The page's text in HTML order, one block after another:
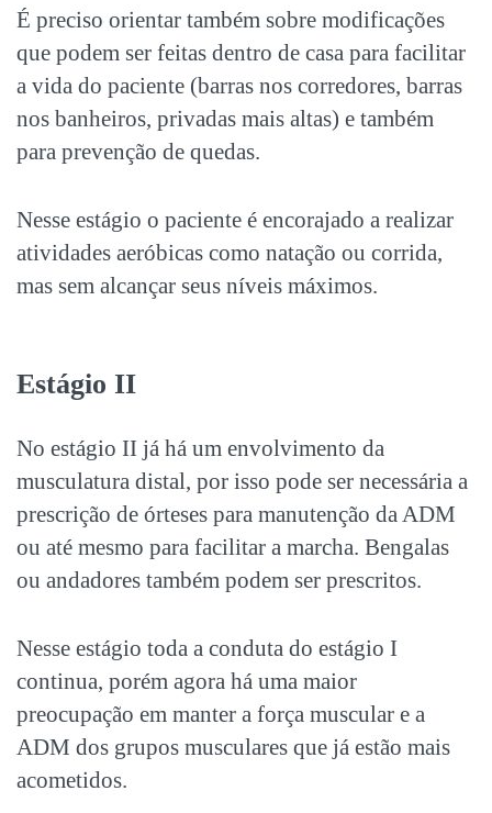
É preciso orientar também sobre modificações
que podem ser feitas dentro de casa para facilitar
a vida do paciente (barras nos corredores, barras
nos banheiros, privadas mais altas) e também
para prevenção de quedas.
Nesse estágio o paciente é encorajado a realizar
atividades aeróbicas como natação ou corrida,
mas sem alcançar seus níveis máximos.
Estágio II
No estágio II já há um envolvimento da
musculatura distal, por isso pode ser necessária a
prescrição de órteses para manutenção da ADM
ou até mesmo para facilitar a marcha. Bengalas
ou andadores também podem ser prescritos.
Nesse estágio toda a conduta do estágio I
continua, porém agora há uma maior
preocupação em manter a força muscular e a
ADM dos grupos musculares que já estão mais
acometidos.